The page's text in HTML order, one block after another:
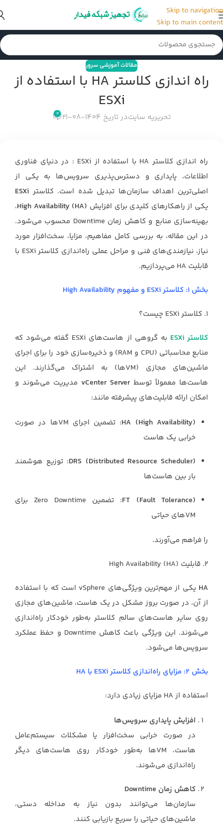
Skip to navigation
Skip to main content
مقالات آموزشی سرور
راه اندازی کلاستر HA با استفاده از
ESXi
تحریریه سایتدر تاریخ 1404-08-21 0
راه اندازی کلاستر HA با استفاده از ESXi : در دنیای فناوری
اطلاعات، پایداری و دسترس‌پذیری سرویس‌ها به یکی از
اصلی‌ترین اهداف سازمان‌ها تبدیل شده است. کلاستر ESXi
یکی از راهکارهای کلیدی برای افزایش High Availability (HA)،
بهینه‌سازی منابع و کاهش زمان Downtime محسوب می‌شود.
در این مقاله، به بررسی کامل مفاهیم، مزایا، سخت‌افزار مورد
نیاز، نیازمندی‌های فنی و مراحل عملی راه‌اندازی کلاستر ESXi با
قابلیت HA می‌پردازیم.
بخش ۱: کلاستر ESXi و مفهوم High Availability
۱. کلاستر ESXi چیست؟
کلاستر ESXi
به گروهی از هاست‌های ESXi گفته می‌شود که
منابع محاسباتی (CPU و RAM) و ذخیره‌سازی خود را برای اجرای
ماشین‌های مجازی (VMها) به اشتراک می‌گذارند. این
هاست‌ها معمولاً توسط vCenter Server مدیریت می‌شوند و
امکان ارائه قابلیت‌های پیشرفته مانند:
HA (High Availability)
: تضمین اجرای VMها در صورت
خرابی یک هاست
DRS (Distributed Resource Scheduler): توزیع هوشمند
بار بین هاست‌ها
FT (Fault Tolerance)
: تضمین Zero Downtime برای
VMهای حیاتی
را فراهم می‌آورند.
۲. قابلیت High Availability (HA)
HA
یکی از مهم‌ترین ویژگی‌های vSphere است که با استفاده
از آن، در صورت بروز مشکل در یک هاست، ماشین‌های مجازی
روی سایر هاست‌های سالم کلاستر به‌طور خودکار راه‌اندازی
می‌شوند. این ویژگی باعث کاهش Downtime و حفظ عملکرد
سرویس‌ها می‌شود.
بخش ۲: مزایای راه‌اندازی کلاستر ESXi با HA
استفاده از HA مزایای زیادی دارد:
افزایش پایداری سرویس‌ها
در صورت خرابی سخت‌افزار یا مشکلات سیستم‌عامل
هاست، VMها به‌طور خودکار روی هاست‌های دیگر
راه‌اندازی می‌شوند.
کاهش زمان Downtime
سازمان‌ها می‌توانند بدون نیاز به مداخله دستی،
ماشین‌های حیاتی را سریع بازیابی کنند.